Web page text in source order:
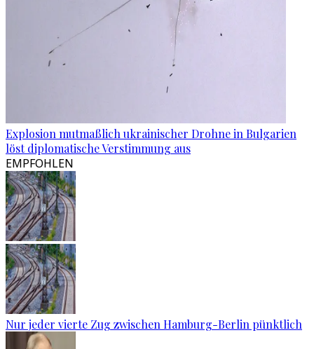
Explosion mutmaßlich ukrainischer Drohne in Bulgarien
löst diplomatische Verstimmung aus
EMPFOHLEN
Nur jeder vierte Zug zwischen Hamburg-Berlin pünktlich